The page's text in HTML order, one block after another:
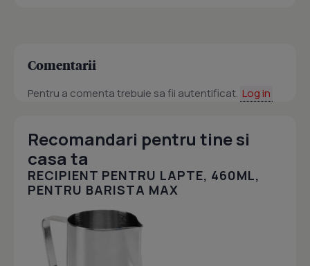
Comentarii
Pentru a comenta trebuie sa fii autentificat. Log in
Recomandari pentru tine si
casa ta
RECIPIENT PENTRU LAPTE, 460ML,
PENTRU BARISTA MAX